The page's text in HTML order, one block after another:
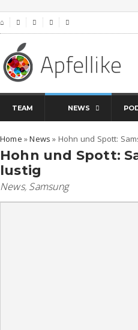
⌂    
TEAM NEWS
Home »News » Hohn und Spott:
Hohn und Spott:
lustig
News, Samsung